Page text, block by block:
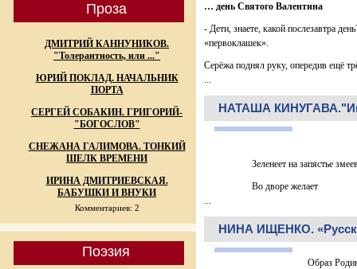
Проза
ДМИТРИЙ КАННУНИКОВ.
"Толерантность, или ..."
ЮРИЙ ПОКЛАД. НАЧАЛЬНИК
ПОРТА
СЕРГЕЙ СОБАКИН. ГРИГОРИЙ-
"БОГОСЛОВ"
СНЕЖАНА ГАЛИМОВА. ТОНКИЙ
ШЕЛК ВРЕМЕНИ
ИРИНА ДМИТРИЕВСКАЯ.
БАБУШКИ И ВНУКИ
Комментариев: 2
Поэзия
… день Святого Валентина
- Дети, знаете, какой послезавтра
«первоклашек».
Серёжа поднял руку, опередив ещё
...
НАТАША
Зеленеет на запястье
Во дворе желает
...
НИНА ИЩЕНКО.
Образ